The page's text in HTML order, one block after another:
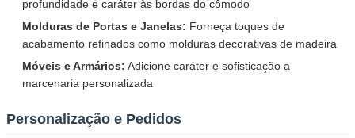
profundidade e caráter às bordas do cômodo
Molduras de Portas e Janelas: Forneça toques de
acabamento refinados como molduras decorativas de madeira
Móveis e Armários: Adicione caráter e sofisticação a
marcenaria personalizada
Personalização e Pedidos